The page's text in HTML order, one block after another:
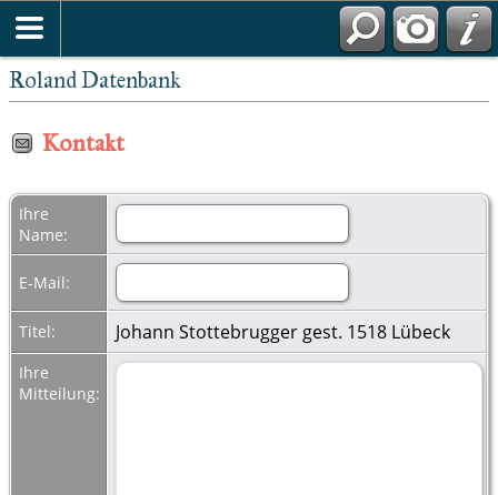
Roland Datenbank
Kontakt
Ihre
Name:
E-Mail:
Titel: Johann Stottebrugger gest. 1518 Lübeck
Ihre
Mitteilung: